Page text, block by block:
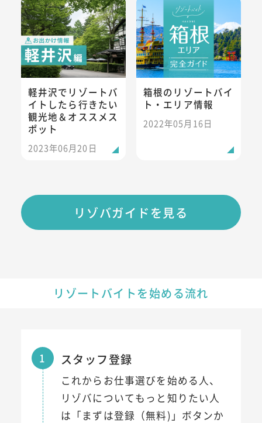
軽井沢でリゾートバ
イトしたら行きたい
観光地＆オススメス
ポット
2023年06月20日
箱根のリゾートバイ
ト・エリア情報
2022年05月16日
リゾバガイドを見る
リゾートバイトを始める流れ
1 スタッフ登録
これからお仕事選びを始める人、
リゾバについてもっと知りたい人
は「まずは登録（無料)」ボタンか